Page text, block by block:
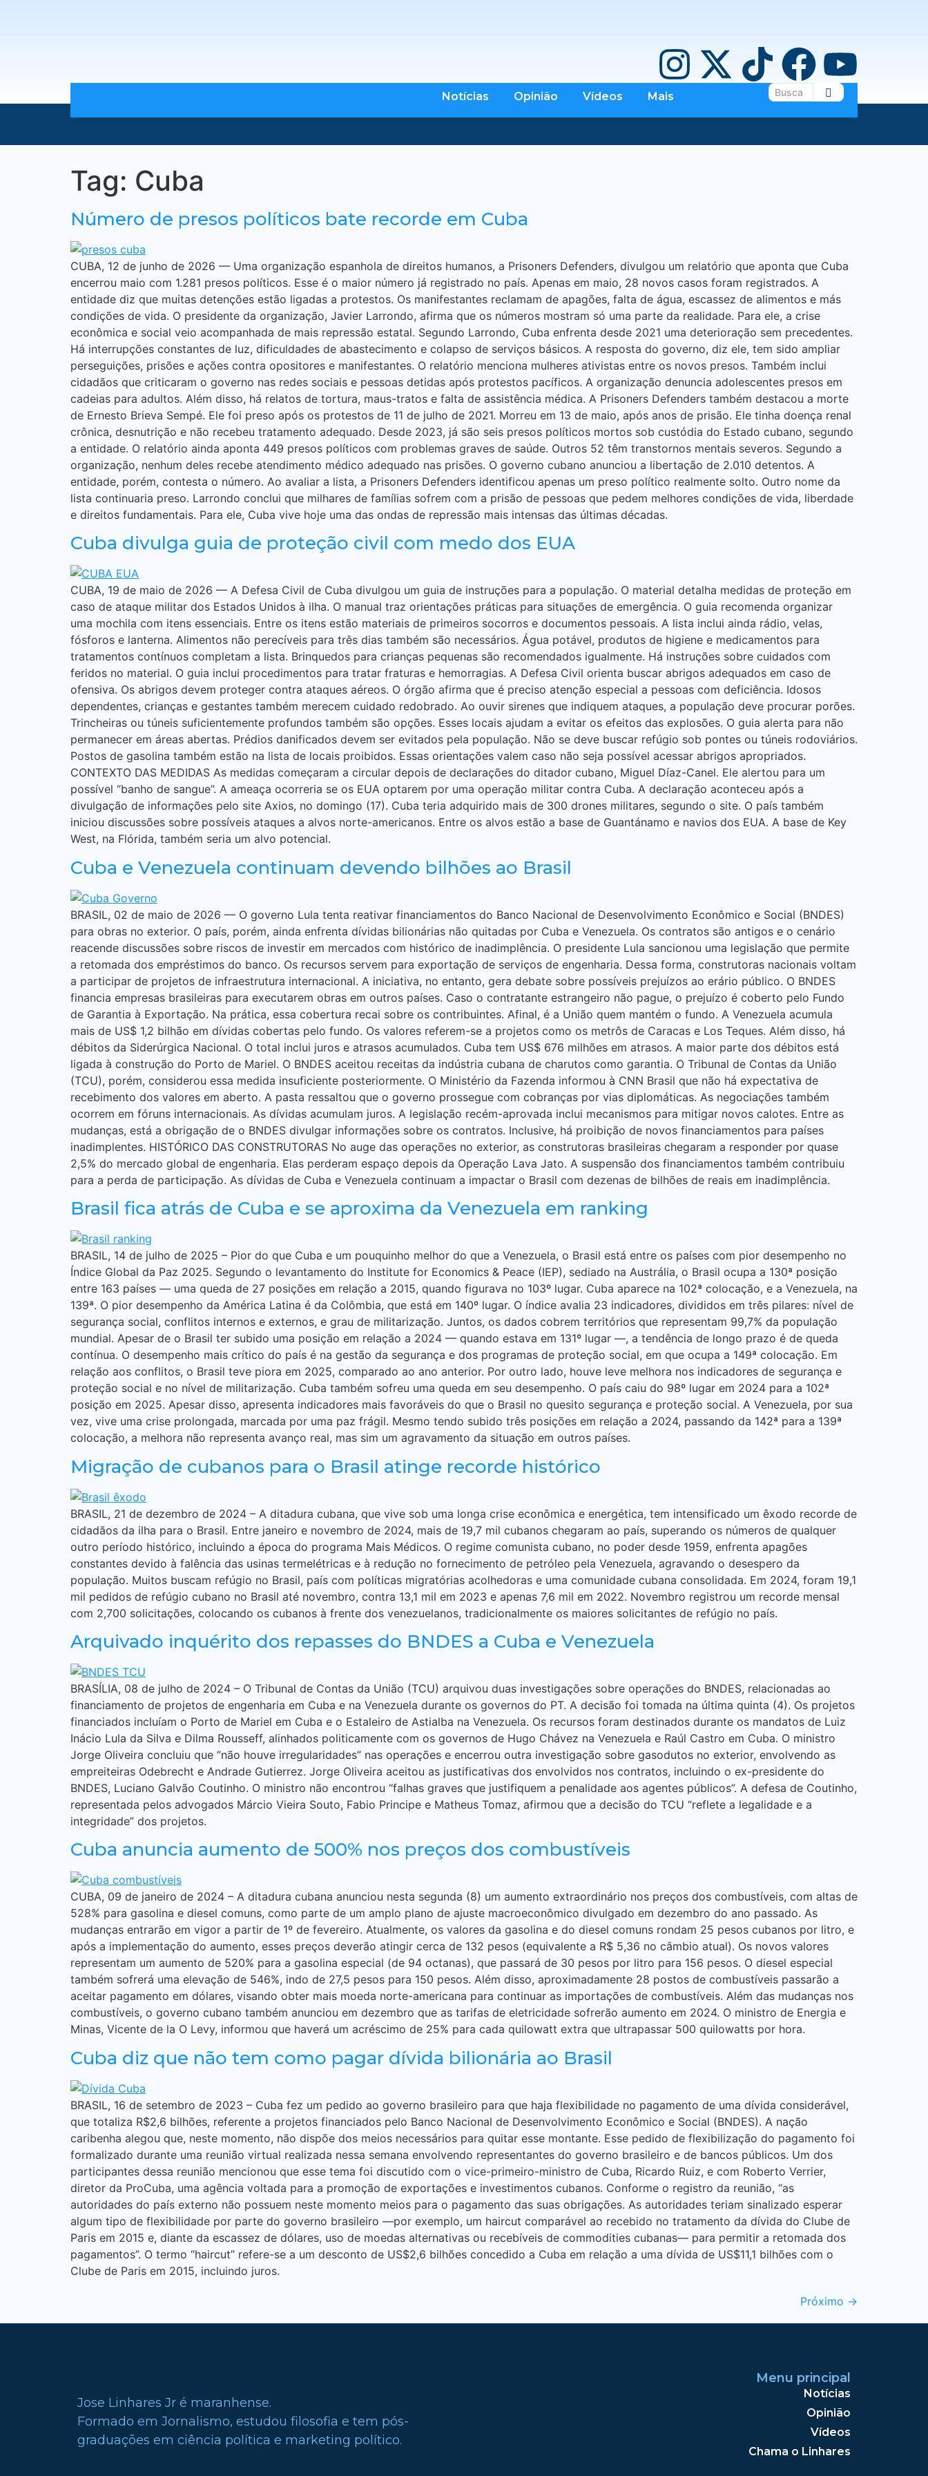
Notícias Opinião Vídeos Mais
Tag: Cuba
Número de presos políticos bate recorde em Cuba
CUBA, 12 de junho de 2026 — Uma organização espanhola de direitos humanos, a Prisoners Defenders, divulgou um relatório que aponta que Cuba
encerrou maio com 1.281 presos políticos. Esse é o maior número já registrado no país. Apenas em maio, 28 novos casos foram registrados. A
entidade diz que muitas detenções estão ligadas a protestos. Os manifestantes reclamam de apagões, falta de água, escassez de alimentos e más
condições de vida. O presidente da organização, Javier Larrondo, afirma que os números mostram só uma parte da realidade. Para ele, a crise
econômica e social veio acompanhada de mais repressão estatal. Segundo Larrondo, Cuba enfrenta desde 2021 uma deterioração sem precedentes.
Há interrupções constantes de luz, dificuldades de abastecimento e colapso de serviços básicos. A resposta do governo, diz ele, tem sido ampliar
perseguições, prisões e ações contra opositores e manifestantes. O relatório menciona mulheres ativistas entre os novos presos. Também inclui
cidadãos que criticaram o governo nas redes sociais e pessoas detidas após protestos pacíficos. A organização denuncia adolescentes presos em
cadeias para adultos. Além disso, há relatos de tortura, maus-tratos e falta de assistência médica. A Prisoners Defenders também destacou a morte
de Ernesto Brieva Sempé. Ele foi preso após os protestos de 11 de julho de 2021. Morreu em 13 de maio, após anos de prisão. Ele tinha doença renal
crônica, desnutrição e não recebeu tratamento adequado. Desde 2023, já são seis presos políticos mortos sob custódia do Estado cubano, segundo
a entidade. O relatório ainda aponta 449 presos políticos com problemas graves de saúde. Outros 52 têm transtornos mentais severos. Segundo a
organização, nenhum deles recebe atendimento médico adequado nas prisões. O governo cubano anunciou a libertação de 2.010 detentos. A
entidade, porém, contesta o número. Ao avaliar a lista, a Prisoners Defenders identificou apenas um preso político realmente solto. Outro nome da
lista continuaria preso. Larrondo conclui que milhares de famílias sofrem com a prisão de pessoas que pedem melhores condições de vida, liberdade
e direitos fundamentais. Para ele, Cuba vive hoje uma das ondas de repressão mais intensas das últimas décadas.
Cuba divulga guia de proteção civil com medo dos EUA
CUBA, 19 de maio de 2026 — A Defesa Civil de Cuba divulgou um guia de instruções para a população. O material detalha medidas de proteção em
caso de ataque militar dos Estados Unidos à ilha. O manual traz orientações práticas para situações de emergência. O guia recomenda organizar
uma mochila com itens essenciais. Entre os itens estão materiais de primeiros socorros e documentos pessoais. A lista inclui ainda rádio, velas,
fósforos e lanterna. Alimentos não perecíveis para três dias também são necessários. Água potável, produtos de higiene e medicamentos para
tratamentos contínuos completam a lista. Brinquedos para crianças pequenas são recomendados igualmente. Há instruções sobre cuidados com
feridos no material. O guia inclui procedimentos para tratar fraturas e hemorragias. A Defesa Civil orienta buscar abrigos adequados em caso de
ofensiva. Os abrigos devem proteger contra ataques aéreos. O órgão afirma que é preciso atenção especial a pessoas com deficiência. Idosos
dependentes, crianças e gestantes também merecem cuidado redobrado. Ao ouvir sirenes que indiquem ataques, a população deve procurar porões.
Trincheiras ou túneis suficientemente profundos também são opções. Esses locais ajudam a evitar os efeitos das explosões. O guia alerta para não
permanecer em áreas abertas. Prédios danificados devem ser evitados pela população. Não se deve buscar refúgio sob pontes ou túneis rodoviários.
Postos de gasolina também estão na lista de locais proibidos. Essas orientações valem caso não seja possível acessar abrigos apropriados.
CONTEXTO DAS MEDIDAS As medidas começaram a circular depois de declarações do ditador cubano, Miguel Díaz-Canel. Ele alertou para um
possível “banho de sangue”. A ameaça ocorreria se os EUA optarem por uma operação militar contra Cuba. A declaração aconteceu após a
divulgação de informações pelo site Axios, no domingo (17). Cuba teria adquirido mais de 300 drones militares, segundo o site. O país também
iniciou discussões sobre possíveis ataques a alvos norte-americanos. Entre os alvos estão a base de Guantánamo e navios dos EUA. A base de Key
West, na Flórida, também seria um alvo potencial.
Cuba e Venezuela continuam devendo bilhões ao Brasil
BRASIL, 02 de maio de 2026 — O governo Lula tenta reativar financiamentos do Banco Nacional de Desenvolvimento Econômico e Social (BNDES)
para obras no exterior. O país, porém, ainda enfrenta dívidas bilionárias não quitadas por Cuba e Venezuela. Os contratos são antigos e o cenário
reacende discussões sobre riscos de investir em mercados com histórico de inadimplência. O presidente Lula sancionou uma legislação que permite
a retomada dos empréstimos do banco. Os recursos servem para exportação de serviços de engenharia. Dessa forma, construtoras nacionais voltam
a participar de projetos de infraestrutura internacional. A iniciativa, no entanto, gera debate sobre possíveis prejuízos ao erário público. O BNDES
financia empresas brasileiras para executarem obras em outros países. Caso o contratante estrangeiro não pague, o prejuízo é coberto pelo Fundo
de Garantia à Exportação. Na prática, essa cobertura recai sobre os contribuintes. Afinal, é a União quem mantém o fundo. A Venezuela acumula
mais de US$ 1,2 bilhão em dívidas cobertas pelo fundo. Os valores referem-se a projetos como os metrôs de Caracas e Los Teques. Além disso, há
débitos da Siderúrgica Nacional. O total inclui juros e atrasos acumulados. Cuba tem US$ 676 milhões em atrasos. A maior parte dos débitos está
ligada à construção do Porto de Mariel. O BNDES aceitou receitas da indústria cubana de charutos como garantia. O Tribunal de Contas da União
(TCU), porém, considerou essa medida insuficiente posteriormente. O Ministério da Fazenda informou à CNN Brasil que não há expectativa de
recebimento dos valores em aberto. A pasta ressaltou que o governo prossegue com cobranças por vias diplomáticas. As negociações também
ocorrem em fóruns internacionais. As dívidas acumulam juros. A legislação recém-aprovada inclui mecanismos para mitigar novos calotes. Entre as
mudanças, está a obrigação de o BNDES divulgar informações sobre os contratos. Inclusive, há proibição de novos financiamentos para países
inadimplentes. HISTÓRICO DAS CONSTRUTORAS No auge das operações no exterior, as construtoras brasileiras chegaram a responder por quase
2,5% do mercado global de engenharia. Elas perderam espaço depois da Operação Lava Jato. A suspensão dos financiamentos também contribuiu
para a perda de participação. As dívidas de Cuba e Venezuela continuam a impactar o Brasil com dezenas de bilhões de reais em inadimplência.
Brasil fica atrás de Cuba e se aproxima da Venezuela em ranking
BRASIL, 14 de julho de 2025 – Pior do que Cuba e um pouquinho melhor do que a Venezuela, o Brasil está entre os países com pior desempenho no
Índice Global da Paz 2025. Segundo o levantamento do Institute for Economics & Peace (IEP), sediado na Austrália, o Brasil ocupa a 130ª posição
entre 163 países — uma queda de 27 posições em relação a 2015, quando figurava no 103º lugar. Cuba aparece na 102ª colocação, e a Venezuela, na
139ª. O pior desempenho da América Latina é da Colômbia, que está em 140º lugar. O índice avalia 23 indicadores, divididos em três pilares: nível de
segurança social, conflitos internos e externos, e grau de militarização. Juntos, os dados cobrem territórios que representam 99,7% da população
mundial. Apesar de o Brasil ter subido uma posição em relação a 2024 — quando estava em 131º lugar —, a tendência de longo prazo é de queda
contínua. O desempenho mais crítico do país é na gestão da segurança e dos programas de proteção social, em que ocupa a 149ª colocação. Em
relação aos conflitos, o Brasil teve piora em 2025, comparado ao ano anterior. Por outro lado, houve leve melhora nos indicadores de segurança e
proteção social e no nível de militarização. Cuba também sofreu uma queda em seu desempenho. O país caiu do 98º lugar em 2024 para a 102ª
posição em 2025. Apesar disso, apresenta indicadores mais favoráveis do que o Brasil no quesito segurança e proteção social. A Venezuela, por sua
vez, vive uma crise prolongada, marcada por uma paz frágil. Mesmo tendo subido três posições em relação a 2024, passando da 142ª para a 139ª
colocação, a melhora não representa avanço real, mas sim um agravamento da situação em outros países.
Migração de cubanos para o Brasil atinge recorde histórico
BRASIL, 21 de dezembro de 2024 – A ditadura cubana, que vive sob uma longa crise econômica e energética, tem intensificado um êxodo recorde de
cidadãos da ilha para o Brasil. Entre janeiro e novembro de 2024, mais de 19,7 mil cubanos chegaram ao país, superando os números de qualquer
outro período histórico, incluindo a época do programa Mais Médicos. O regime comunista cubano, no poder desde 1959, enfrenta apagões
constantes devido à falência das usinas termelétricas e à redução no fornecimento de petróleo pela Venezuela, agravando o desespero da
população. Muitos buscam refúgio no Brasil, país com políticas migratórias acolhedoras e uma comunidade cubana consolidada. Em 2024, foram 19,1
mil pedidos de refúgio cubano no Brasil até novembro, contra 13,1 mil em 2023 e apenas 7,6 mil em 2022. Novembro registrou um recorde mensal
com 2,700 solicitações, colocando os cubanos à frente dos venezuelanos, tradicionalmente os maiores solicitantes de refúgio no país.
Arquivado inquérito dos repasses do BNDES a Cuba e Venezuela
BRASÍLIA, 08 de julho de 2024 – O Tribunal de Contas da União (TCU) arquivou duas investigações sobre operações do BNDES, relacionadas ao
financiamento de projetos de engenharia em Cuba e na Venezuela durante os governos do PT. A decisão foi tomada na última quinta (4). Os projetos
financiados incluíam o Porto de Mariel em Cuba e o Estaleiro de Astialba na Venezuela. Os recursos foram destinados durante os mandatos de Luiz
Inácio Lula da Silva e Dilma Rousseff, alinhados politicamente com os governos de Hugo Chávez na Venezuela e Raúl Castro em Cuba. O ministro
Jorge Oliveira concluiu que “não houve irregularidades” nas operações e encerrou outra investigação sobre gasodutos no exterior, envolvendo as
empreiteiras Odebrecht e Andrade Gutierrez. Jorge Oliveira aceitou as justificativas dos envolvidos nos contratos, incluindo o ex-presidente do
BNDES, Luciano Galvão Coutinho. O ministro não encontrou “falhas graves que justifiquem a penalidade aos agentes públicos”. A defesa de Coutinho,
representada pelos advogados Márcio Vieira Souto, Fabio Principe e Matheus Tomaz, afirmou que a decisão do TCU “reflete a legalidade e a
integridade” dos projetos.
Cuba anuncia aumento de 500% nos preços dos combustíveis
CUBA, 09 de janeiro de 2024 – A ditadura cubana anunciou nesta segunda (8) um aumento extraordinário nos preços dos combustíveis, com altas de
528% para gasolina e diesel comuns, como parte de um amplo plano de ajuste macroeconômico divulgado em dezembro do ano passado. As
mudanças entrarão em vigor a partir de 1º de fevereiro. Atualmente, os valores da gasolina e do diesel comuns rondam 25 pesos cubanos por litro, e
após a implementação do aumento, esses preços deverão atingir cerca de 132 pesos (equivalente a R$ 5,36 no câmbio atual). Os novos valores
representam um aumento de 520% para a gasolina especial (de 94 octanas), que passará de 30 pesos por litro para 156 pesos. O diesel especial
também sofrerá uma elevação de 546%, indo de 27,5 pesos para 150 pesos. Além disso, aproximadamente 28 postos de combustíveis passarão a
aceitar pagamento em dólares, visando obter mais moeda norte-americana para continuar as importações de combustíveis. Além das mudanças nos
combustíveis, o governo cubano também anunciou em dezembro que as tarifas de eletricidade sofrerão aumento em 2024. O ministro de Energia e
Minas, Vicente de la O Levy, informou que haverá um acréscimo de 25% para cada quilowatt extra que ultrapassar 500 quilowatts por hora.
Cuba diz que não tem como pagar dívida bilionária ao Brasil
BRASIL, 16 de setembro de 2023 – Cuba fez um pedido ao governo brasileiro para que haja flexibilidade no pagamento de uma dívida considerável,
que totaliza R$2,6 bilhões, referente a projetos financiados pelo Banco Nacional de Desenvolvimento Econômico e Social (BNDES). A nação
caribenha alegou que, neste momento, não dispõe dos meios necessários para quitar esse montante. Esse pedido de flexibilização do pagamento foi
formalizado durante uma reunião virtual realizada nessa semana envolvendo representantes do governo brasileiro e de bancos públicos. Um dos
participantes dessa reunião mencionou que esse tema foi discutido com o vice-primeiro-ministro de Cuba, Ricardo Ruiz, e com Roberto Verrier,
diretor da ProCuba, uma agência voltada para a promoção de exportações e investimentos cubanos. Conforme o registro da reunião, “as
autoridades do país externo não possuem neste momento meios para o pagamento das suas obrigações. As autoridades teriam sinalizado esperar
algum tipo de flexibilidade por parte do governo brasileiro —por exemplo, um haircut comparável ao recebido no tratamento da dívida do Clube de
Paris em 2015 e, diante da escassez de dólares, uso de moedas alternativas ou recebíveis de commodities cubanas— para permitir a retomada dos
pagamentos”. O termo “haircut” refere-se a um desconto de US$2,6 bilhões concedido a Cuba em relação a uma dívida de US$11,1 bilhões com o
Clube de Paris em 2015, incluindo juros.
Próximo →
Jose Linhares Jr é maranhense.
Formado em Jornalismo, estudou filosofia e tem pós-
graduações em ciência política e marketing político.
Menu principal
Notícias
Opinião
Vídeos
Chama o Linhares